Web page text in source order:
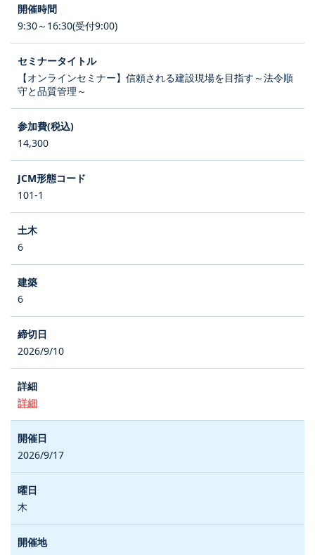
9:30～16:30(受付9:00)
【オンラインセミナー】信頼される建設現場を目指す～法令順
守と品質管理～
14,300
101-1
6
6
2026/9/10
詳細
2026/9/17
木